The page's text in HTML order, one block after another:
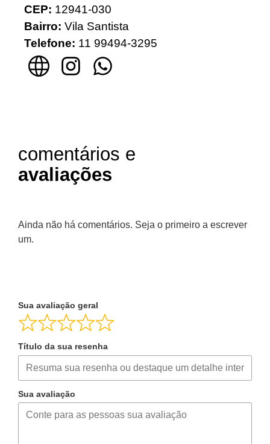
CEP: 12941-030
Bairro: Vila Santista
Telefone: 11 99494-3295
comentários e
avaliações
Ainda não há comentários. Seja o primeiro a escrever
um.
Sua avaliação geral
Título da sua resenha
Sua avaliação